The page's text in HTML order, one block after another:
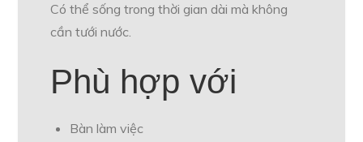
Có thể sống trong thời gian dài mà không
cần tưới nước.
Phù hợp với
Bàn làm việc